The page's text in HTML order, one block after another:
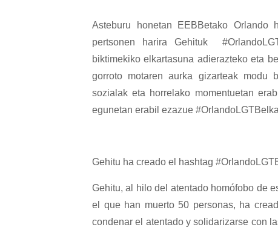
Asteburu honetan EEBBetako
pertsonen harira Gehituk
biktimekiko elkartasuna adierazteko eta
gorroto motaren aurka gizarteak modu
sozialak eta horrelako momentuetan
egunetan erabil ezazue
Gehitu ha creado el hashtag
Gehitu, al hilo del atentado homófobo de
el que han muerto 50 personas, ha
condenar el atentado y solidarizarse con